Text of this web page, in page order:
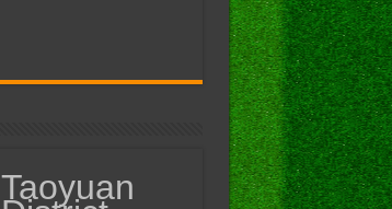
Taoyuan